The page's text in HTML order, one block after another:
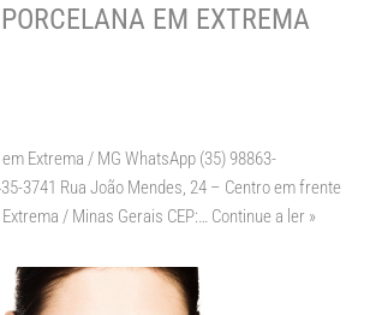
EM EXTREMA
Extrema / MG WhatsApp (35) 98863-
3741 Rua João Mendes, 24 – Centro em frente
/ Minas Gerais CEP:… Continue a ler »